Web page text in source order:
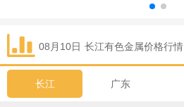
08月10日 长江有色金属价格行情
长江 广东